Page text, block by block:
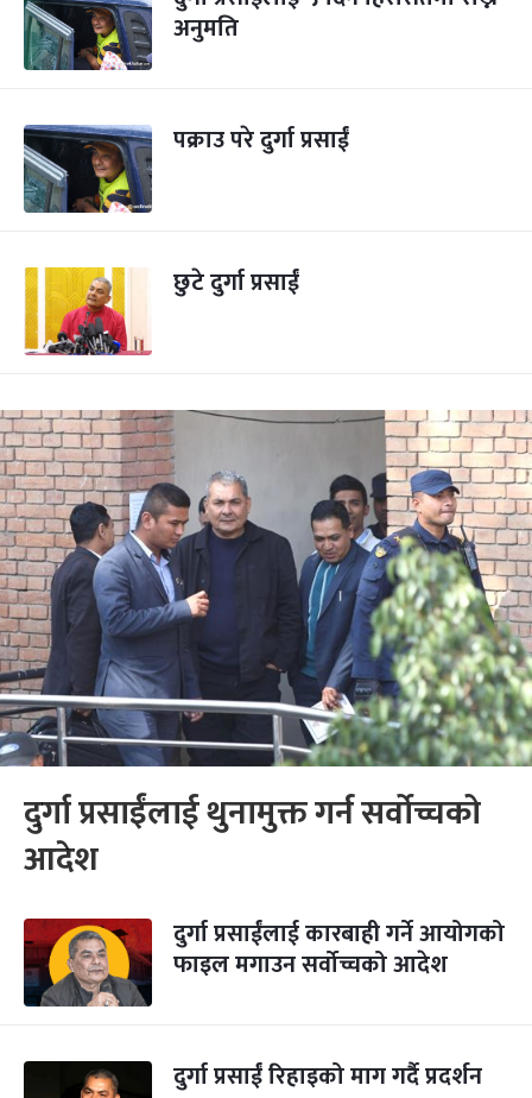
अनुमति
पक्राउ परे दुर्गा प्रसाईं
छुटे दुर्गा प्रसाईं
दुर्गा प्रसाईंलाई थुनामुक्त गर्न सर्वोच्चको
आदेश
दुर्गा प्रसाईंलाई कारबाही गर्ने आयोगको
फाइल मगाउन सर्वोच्चको आदेश
दुर्गा प्रसाईं रिहाइको माग गर्दै प्रदर्शन